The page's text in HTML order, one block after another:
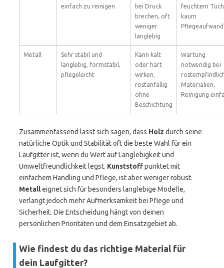
einfach zu reinigen
bei Druck
brechen, oft
weniger
langlebig
feuchtem
kaum
Pflegeaufwand
Metall
Sehr stabil und
langlebig, formstabil,
pflegeleicht
Kann kalt
oder hart
wirken,
rostanfällig
ohne
Beschichtung
Wartung
notwendig bei
Materialien,
Reinigung
Zusammenfassend lässt sich sagen, dass Holz durch seine
natürliche Optik und Stabilität oft die beste Wahl für ein
Laufgitter ist, wenn du Wert auf Langlebigkeit und
Umweltfreundlichkeit legst. Kunststoffpunktet mit
einfachem Handling und Pflege, ist aber weniger robust.
Metalleignet sich für besonders langlebige Modelle,
verlangt jedoch mehr Aufmerksamkeit bei Pflege und
Sicherheit. Die Entscheidung hängt von deinen
persönlichen Prioritäten und dem Einsatzgebiet ab.
Wie findest du das richtige Material für
dein Laufgitter?